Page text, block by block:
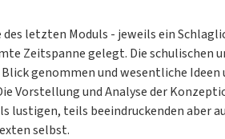
letzten Moduls - jeweils ein
Zeitspanne gelegt. Die schulischen
genommen und wesentliche
Vorstellung und Analyse der
lustigen, teils beeindruckenden aber
selbst.